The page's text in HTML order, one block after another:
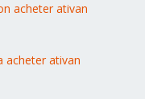
acheter ativan
acheter ativan